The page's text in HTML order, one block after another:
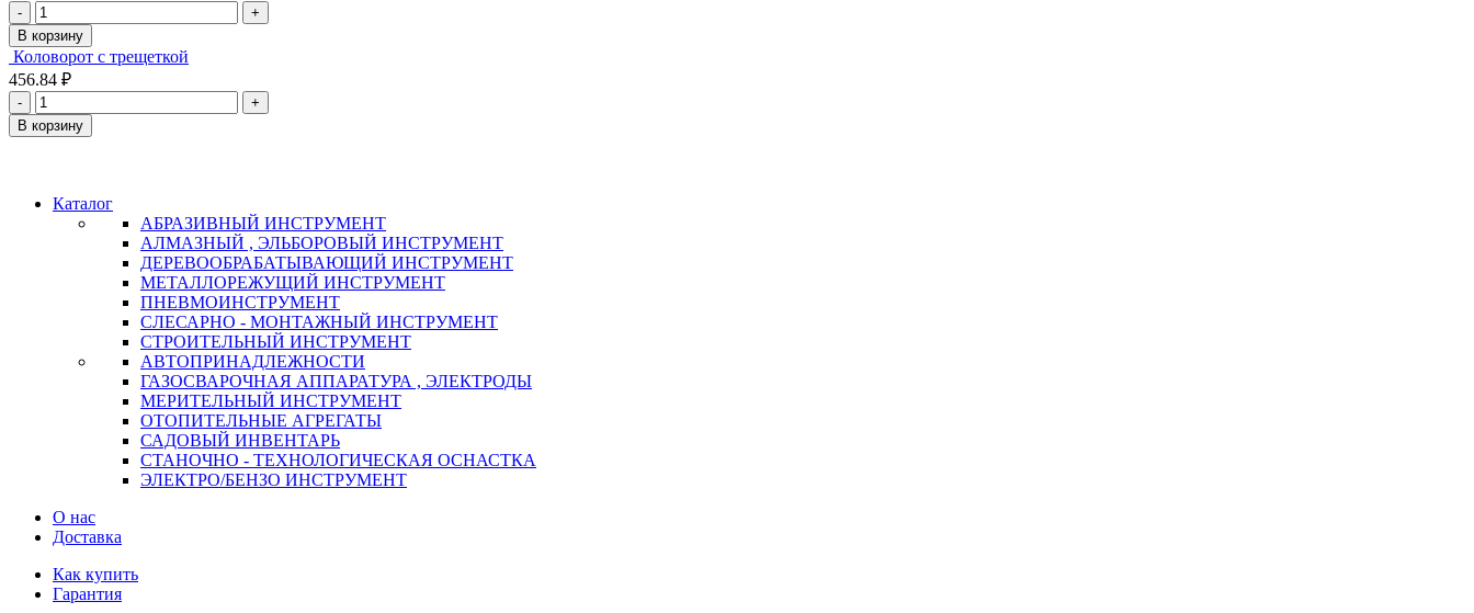
-
+
В корзину
Коловорот с трещеткой
456.84 ₽
-
+
В корзину
Каталог
АБРАЗИВНЫЙ ИНСТРУМЕНТ
АЛМАЗНЫЙ , ЭЛЬБОРОВЫЙ ИНСТРУМЕНТ
ДЕРЕВООБРАБАТЫВАЮЩИЙ ИНСТРУМЕНТ
МЕТАЛЛОРЕЖУЩИЙ ИНСТРУМЕНТ
ПНЕВМОИНСТРУМЕНТ
СЛЕСАРНО - МОНТАЖНЫЙ ИНСТРУМЕНТ
СТРОИТЕЛЬНЫЙ ИНСТРУМЕНТ
АВТОПРИНАДЛЕЖНОСТИ
ГАЗОСВАРОЧНАЯ АППАРАТУРА , ЭЛЕКТРОДЫ
МЕРИТЕЛЬНЫЙ ИНСТРУМЕНТ
ОТОПИТЕЛЬНЫЕ АГРЕГАТЫ
САДОВЫЙ ИНВЕНТАРЬ
СТАНОЧНО - ТЕХНОЛОГИЧЕСКАЯ ОСНАСТКА
ЭЛЕКТРО/БЕНЗО ИНСТРУМЕНТ
О нас
Доставка
Как купить
Гарантия